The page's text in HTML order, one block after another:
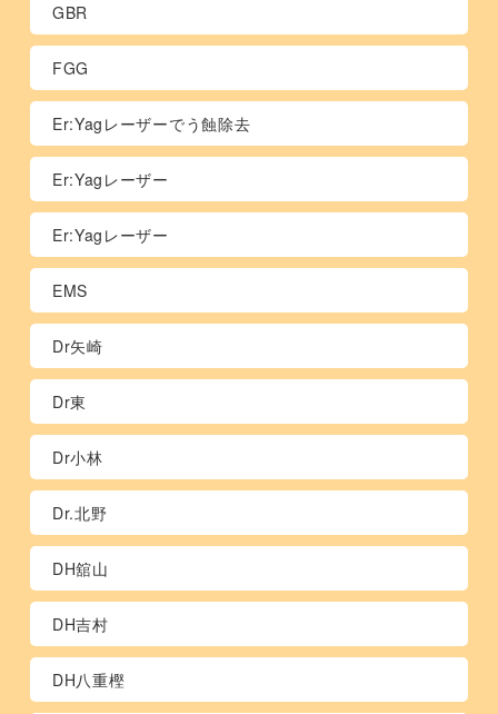
GBR
FGG
Er:Yagレーザーでう蝕除去
Er:Yagレーザー
Er:Yagレーザー
EMS
Dr矢崎
Dr東
Dr小林
Dr.北野
DH舘山
DH吉村
DH八重樫